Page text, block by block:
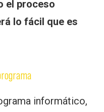
el proceso
lo fácil que es
informático,